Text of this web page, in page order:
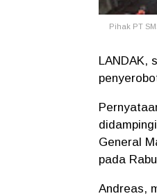
Pihak PT
LANDAK,
General
pada
Andreas,